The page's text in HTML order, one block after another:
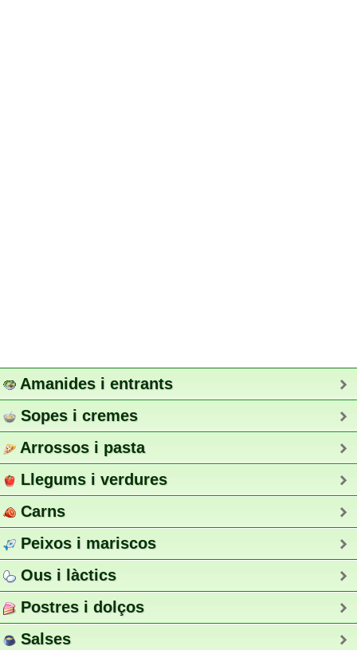
Amanides i entrants
Sopes i cremes
Arrossos i pasta
Llegums i verdures
Carns
Peixos i mariscos
Ous i làctics
Postres i dolços
Salses